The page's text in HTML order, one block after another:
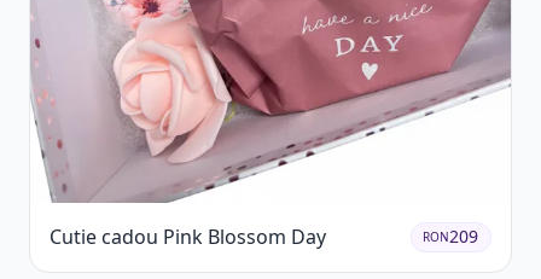
Cutie cadou Pink Blossom Day RON209